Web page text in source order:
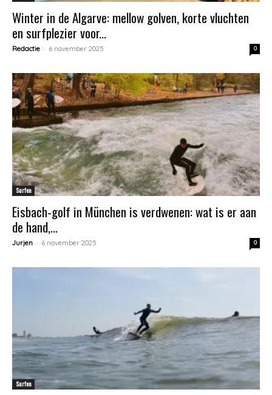
Winter in de Algarve: mellow golven, korte vluchten
en surfplezier voor...
Redactie - 6 november 2025 0
Surfen
Eisbach-golf in München is verdwenen: wat is er aan
de hand,...
Jurjen - 6 november 2025 0
Surfen